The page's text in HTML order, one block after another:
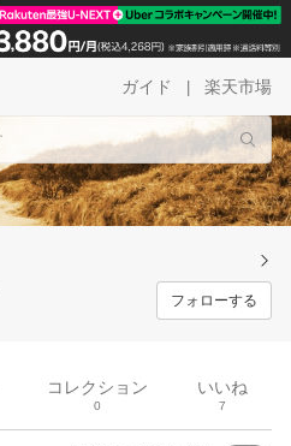
ガイド 楽天市場
フォローする
コレクション
0
いいね
7